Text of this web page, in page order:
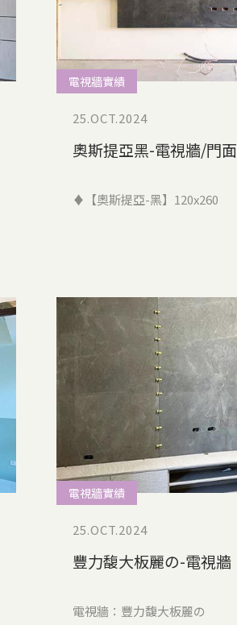
電視牆實績
25.OCT.2024
奧斯提亞黑-電視牆/門面
♦【奧斯提亞-黑】120x260
電視牆實績
25.OCT.2024
豐力馥大板麗の-電視牆
電視牆：豐力馥大板麗の